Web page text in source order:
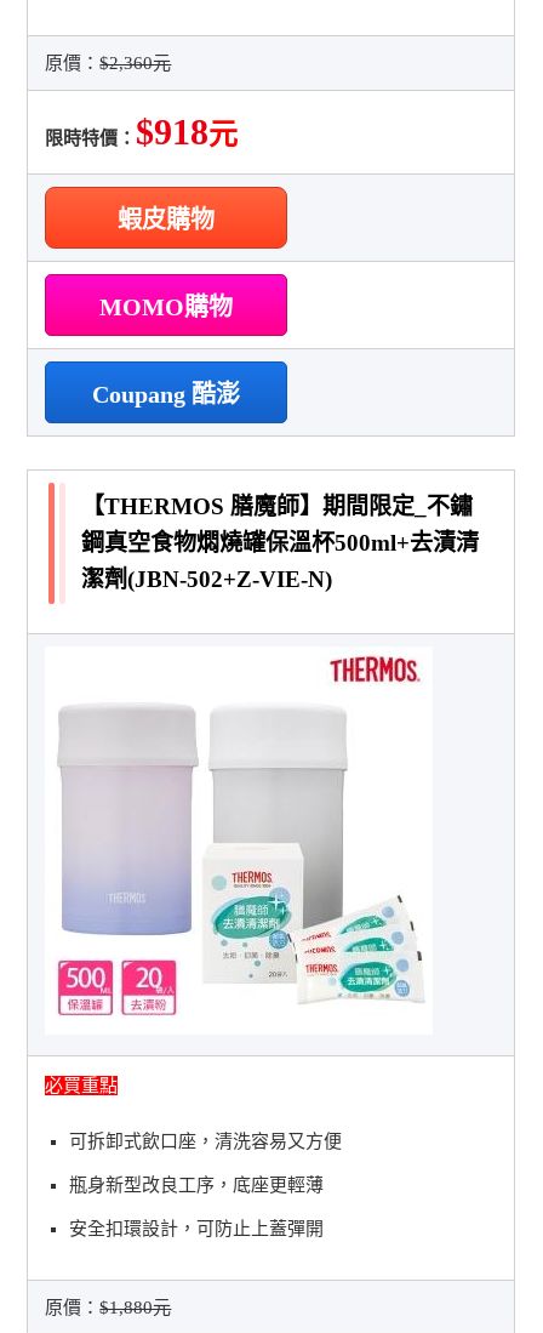
原價：$2,360元
限時特價： $918元
蝦皮購物
MOMO購物
Coupang 酷澎
【THERMOS 膳魔師】期間限定_不鏽
鋼真空食物燜燒罐保溫杯500ml+去漬清
潔劑(JBN-502+Z-VIE-N)
必買重點
可拆卸式飲口座，清洗容易又方便
瓶身新型改良工序，底座更輕薄
安全扣環設計，可防止上蓋彈開
原價：$1,880元